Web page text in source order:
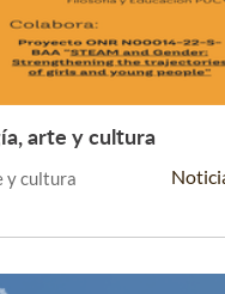
Leer Más +
arte y cultura
y cultura